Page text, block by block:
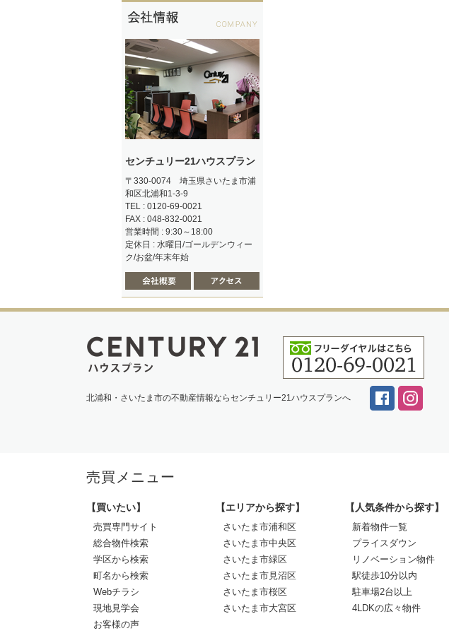
センチュリー21ハウスプラン
〒330-0074 埼玉県さいたま市浦
和区北浦和1-3-9
TEL : 0120-69-0021
FAX : 048-832-0021
営業時間 : 9:30～18:00
定休日 : 水曜日/ゴールデンウィー
ク/お盆/年末年始
北浦和・さいたま市の不動産情報ならセンチュリー21ハウスプランへ
売買メニュー
【買いたい】
売買専門サイト
総合物件検索
学区から検索
町名から検索
Webチラシ
現地見学会
お客様の声
【エリアから探す】
さいたま市浦和区
さいたま市中央区
さいたま市緑区
さいたま市見沼区
さいたま市桜区
さいたま市大宮区
【人気条件から探す】
新着物件一覧
プライスダウン
リノベーション物件
駅徒歩10分以内
駐車場2台以上
4LDKの広々物件